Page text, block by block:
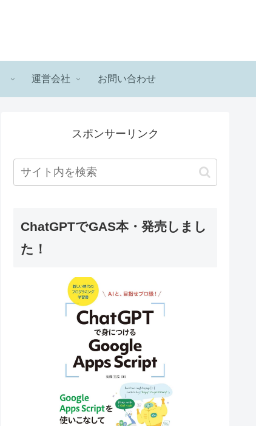
運営会社 お問い合わせ
スポンサーリンク
ChatGPTでGAS本・発売しまし
た！